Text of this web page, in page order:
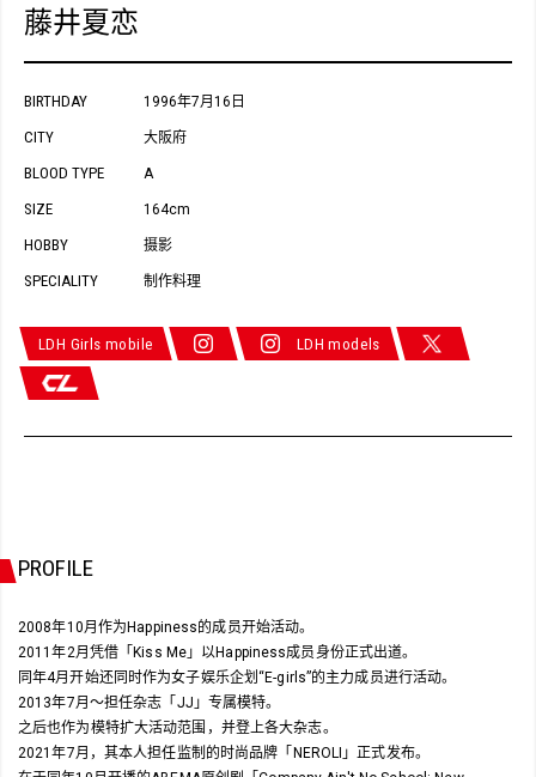
藤井夏恋
BIRTHDAY 1996年7月16日
CITY 大阪府
BLOOD TYPE A
SIZE 164cm
HOBBY 摄影
SPECIALITY 制作料理
LDH Girls mobile LDH models
PROFILE
2008年10月作为Happiness的成员开始活动。
2011年2月凭借「Kiss Me」以Happiness成员身份正式出道。
同年4月开始还同时作为女子娱乐企划“E-girls”的主力成员进行活动。
2013年7月～担任杂志「JJ」专属模特。
之后也作为模特扩大活动范围，并登上各大杂志。
2021年7月，其本人担任监制的时尚品牌「NEROLI」正式发布。